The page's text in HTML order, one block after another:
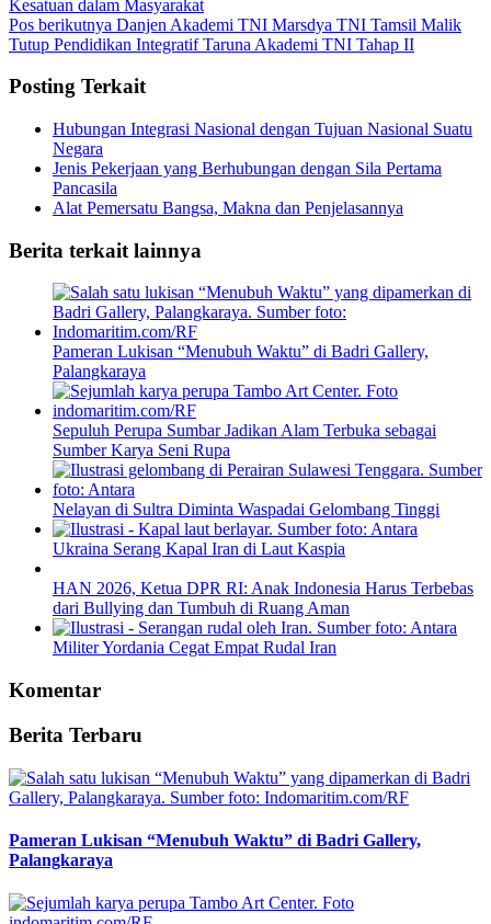
Kesatuan dalam Masyarakat
Pos berikutnya Danjen Akademi TNI Marsdya TNI Tamsil Malik
Tutup Pendidikan Integratif Taruna Akademi TNI Tahap II
Posting Terkait
Hubungan Integrasi Nasional dengan Tujuan Nasional Suatu
Negara​
Jenis Pekerjaan yang Berhubungan dengan Sila Pertama
Pancasila
Alat Pemersatu Bangsa, Makna dan Penjelasannya
Berita terkait lainnya
Pameran Lukisan “Menubuh Waktu” di Badri Gallery,
Palangkaraya
Sepuluh Perupa Sumbar Jadikan Alam Terbuka sebagai
Sumber Karya Seni Rupa
Nelayan di Sultra Diminta Waspadai Gelombang Tinggi
Ukraina Serang Kapal Iran di Laut Kaspia
HAN 2026, Ketua DPR RI: Anak Indonesia Harus Terbebas
dari Bullying dan Tumbuh di Ruang Aman
Militer Yordania Cegat Empat Rudal Iran
Komentar
Berita Terbaru
Pameran Lukisan “Menubuh Waktu” di Badri Gallery,
Palangkaraya